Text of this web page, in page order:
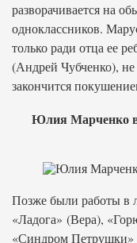
разворачивается на
одноклассников.
только ради отца ее
(Андрей Чубченко),
закончится
Юлия Марченко в
Позже были работы в
«Ладога» (Вера),
«Синдром Петрушки»